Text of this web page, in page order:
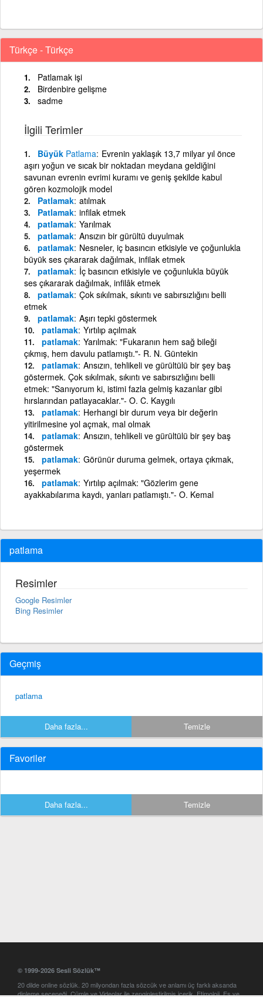
Türkçe - Türkçe
Patlamak işi
Birdenbire gelişme
sadme
İlgili Terimler
Büyük Patlama Evrenin yaklaşık 13,7 milyar yıl önce
aşırı yoğun ve sıcak bir noktadan meydana geldiğini
savunan evrenin evrimi kuramı ve geniş şekilde kabul
gören kozmolojik model
Patlamak atılmak
Patlamak infilak etmek
patlamak Yarılmak
patlamak Ansızın bir gürültü duyulmak
patlamak Nesneler, iç basıncın etkisiyle ve çoğunlukla
büyük ses çıkararak dağılmak, infilak etmek
patlamak İç basıncın etkisiyle ve çoğunlukla büyük
ses çıkararak dağılmak, infilâk etmek
patlamak Çok sıkılmak, sıkıntı ve sabırsızlığını belli
etmek
patlamak Aşırı tepki göstermek
patlamak Yırtılıp açılmak
patlamak Yarılmak: "Fukaranın hem sağ bileği
çıkmış, hem davulu patlamıştı."- R. N. Güntekin
patlamak Ansızın, tehlikeli ve gürültülü bir şey baş
göstermek. Çok sıkılmak, sıkıntı ve sabırsızlığını belli
etmek: "Sanıyorum ki, istimi fazla gelmiş kazanlar gibi
hırslarından patlayacaklar."- O. C. Kaygılı
patlamak Herhangi bir durum veya bir değerin
yitirilmesine yol açmak, mal olmak
patlamak Ansızın, tehlikeli ve gürültülü bir şey baş
göstermek
patlamak Görünür duruma gelmek, ortaya çıkmak,
yeşermek
patlamak Yırtılıp açılmak: "Gözlerim gene
ayakkabılarıma kaydı, yanları patlamıştı."- O. Kemal
patlama
Resimler
Google Resimler
Bing Resimler
Geçmiş
patlama
Daha fazla... Temizle
Favoriler
Daha fazla... Temizle
© 1999-2026 Sesli Sözlük™
20 dilde online sözlük. 20 milyondan fazla sözcük ve anlamı üç farklı aksanda
dinleme seçeneği. Cümle ve Videolar ile zenginleştirilmiş içerik. Etimoloji, Eş ve